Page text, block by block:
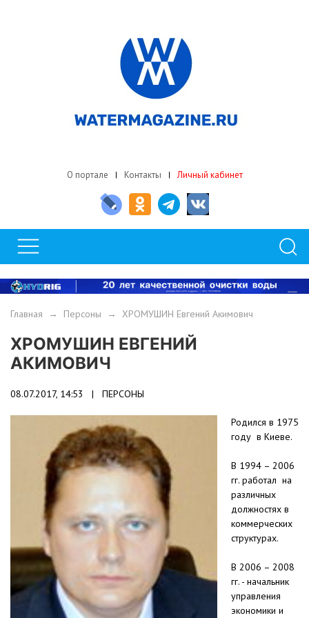
О портале Контакты Личный кабинет
Главная → Персоны → ХРОМУШИН Евгений Акимович
ХРОМУШИН ЕВГЕНИЙ
АКИМОВИЧ
08.07.2017, 14:53 | ПЕРСОНЫ
Родился в 1975
году в Киеве.
В 1994 – 2006
гг. работал на
различных
должностях в
коммерческих
структурах.
В 2006 – 2008
гг. - начальник
управления
экономики и